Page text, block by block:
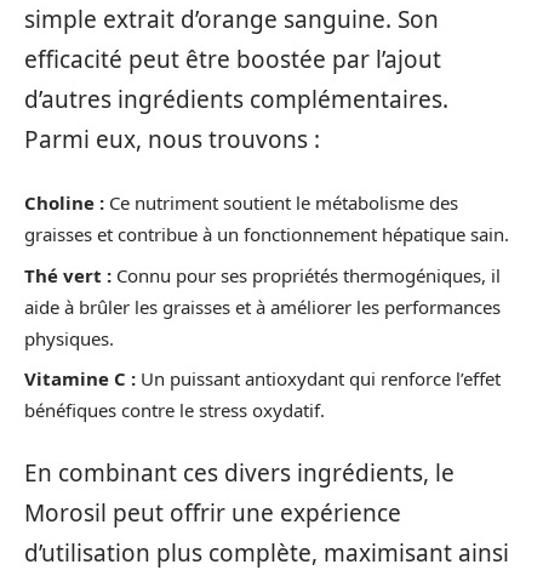
simple extrait d’orange sanguine. Son
efficacité peut être boostée par l’ajout
d’autres ingrédients complémentaires.
Parmi eux, nous trouvons :
Choline : Ce nutriment soutient le métabolisme des
graisses et contribue à un fonctionnement hépatique sain.
Thé vert : Connu pour ses propriétés thermogéniques, il
aide à brûler les graisses et à améliorer les performances
physiques.
Vitamine C : Un puissant antioxydant qui renforce l’effet
bénéfiques contre le stress oxydatif.
En combinant ces divers ingrédients, le
Morosil peut offrir une expérience
d’utilisation plus complète, maximisant ainsi